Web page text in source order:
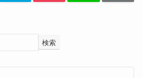
検索